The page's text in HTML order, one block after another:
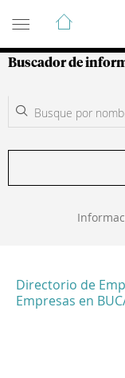
Guía de
Buscador de
Directorio de
Empresas en